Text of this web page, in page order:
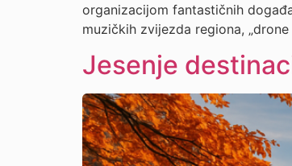
organizacijom fantastičnih
muzičkih zvijezda regiona,
Jesenje